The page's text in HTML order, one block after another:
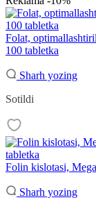
Folat,
100 tabletka
Sharh yozing
Sotildi
Folin kislotasi,
Sharh yozing